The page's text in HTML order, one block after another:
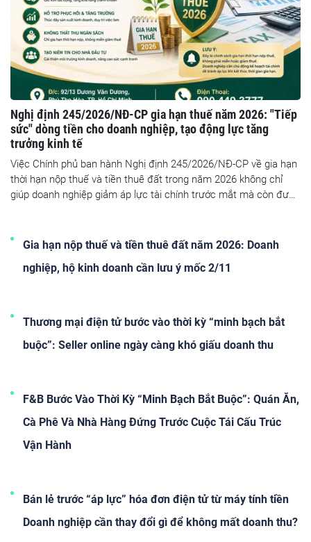
Nghị định 245/2026/NĐ-CP gia hạn thuế năm 2026: "Tiếp
sức" dòng tiền cho doanh nghiệp, tạo động lực tăng
trưởng kinh tế
Việc Chính phủ ban hành Nghị định 245/2026/NĐ-CP về gia hạn
thời hạn nộp thuế và tiền thuê đất trong năm 2026 không chỉ
giúp doanh nghiệp giảm áp lực tài chính trước mắt mà còn được
nhiên, đây chỉ là chính sách gia hạn nghĩa vụ thuế, không phải
miễn hay giảm thuế, nên doanh nghiệp vẫn cần chủ động kế
hoạch tài chính để tránh áp lực khi đến thời điểm phải nộp.
Gia hạn nộp thuế và tiền thuê đất năm 2026: Doanh
nghiệp, hộ kinh doanh cần lưu ý mốc 2/11
Thương mại điện tử bước vào thời kỳ “minh bạch bắt
buộc”: Seller online ngày càng khó giấu doanh thu
F&B Bước Vào Thời Kỳ “Minh Bạch Bắt Buộc”: Quán Ăn,
Cà Phê Và Nhà Hàng Đứng Trước Cuộc Tái Cấu Trúc
Vận Hành
Bán lẻ trước “áp lực” hóa đơn điện tử từ máy tính tiền
Doanh nghiệp cần thay đổi gì để không mất doanh thu?